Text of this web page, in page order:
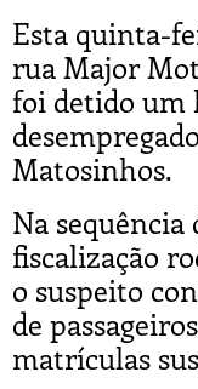
Esta quinta-
rua Major
foi detido um
Matosinhos.
Na sequência
fiscalização
o suspeito
de
matrículas